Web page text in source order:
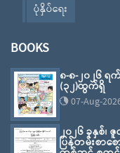
ပုံနှိပ်ရေး
BOOKS
၈-၈-၂၀၂၆
(၃၂)ထွက်ရှိ
07-Aug-
၂၀၂၆ ခုနှစ်
ပြန်တမ်းစာစ